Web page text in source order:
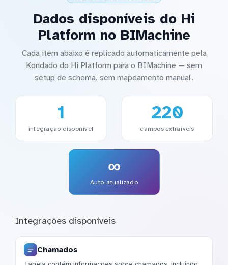
Dados disponíveis do Hi
Platform no BIMachine
Cada item abaixo é replicado automaticamente pela
Kondado do Hi Platform para o BIMachine — sem
setup de schema, sem mapeamento manual.
1
integração disponível
220
campos extraíveis
∞
Auto-atualizado
Integrações disponíveis
Chamados